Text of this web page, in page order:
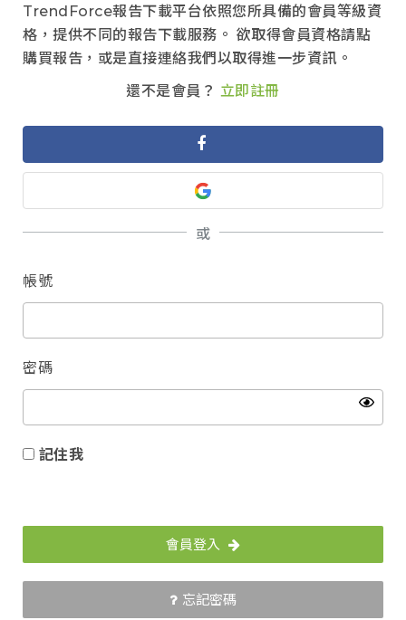
TrendForce報告下載平台依照您所具備的會員等級資
格，提供不同的報告下載服務。 欲取得會員資格請點
購買報告，或是直接連絡我們以取得進一步資訊。
還不是會員？ 立即註冊
或
帳號
密碼
記住我
會員登入
忘記密碼